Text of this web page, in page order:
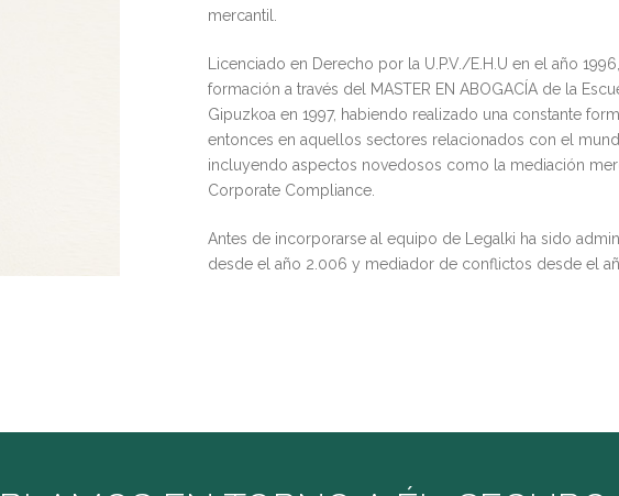
mercantil.
Licenciado en Derecho por la U.P.V./E.H.U en el año
formación a través del MASTER EN ABOGACÍA de la
Gipuzkoa en 1997, habiendo realizado una constante
entonces en aquellos sectores relacionados con el
incluyendo aspectos novedosos como la mediación
Corporate Compliance.
Antes de incorporarse al equipo de Legalki ha sido
desde el año 2.006 y mediador de conflictos desde el